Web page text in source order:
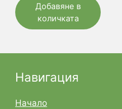
Добавяне в
количката
Навигация
Начало